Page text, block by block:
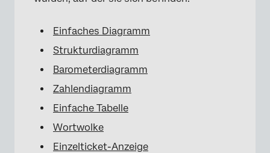
Einfaches Diagramm
Strukturdiagramm
Barometerdiagramm
Zahlendiagramm
Einfache Tabelle
Wortwolke
Einzelticket-Anzeige